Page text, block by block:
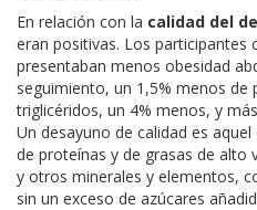
En relación con la calidad del
eran positivas. Los participantes
presentaban menos obesidad
seguimiento, un 1,5% menos
triglicéridos, un 4% menos, y
Un desayuno de calidad es
de proteínas y de grasas de alto
y otros minerales y elementos,
sin un exceso de azúcares